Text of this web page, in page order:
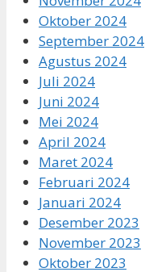
Oktober 2024
September 2024
Agustus 2024
Juli 2024
Juni 2024
Mei 2024
April 2024
Maret 2024
Februari 2024
Januari 2024
Desember 2023
November 2023
Oktober 2023